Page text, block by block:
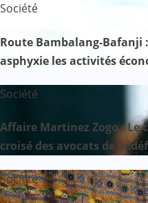
Société
Route Bambalang-Bafanji
asphyxie les activités
Société
Affaire Martinez Zogo : Le
croisé des avocats de la
Société